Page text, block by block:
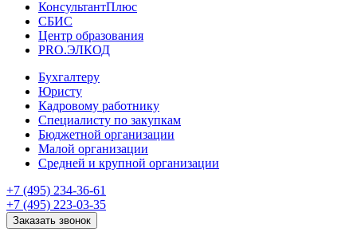
КонсультантПлюс
СБИС
Центр образования
PRO.ЭЛКОД
Бухгалтеру
Юристу
Кадровому работнику
Специалисту по закупкам
Бюджетной организации
Малой организации
Средней и крупной организации
+7 (495) 234-36-61
+7 (495) 223-03-35
Заказать звонок